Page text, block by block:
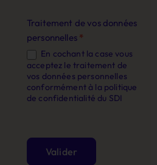
Traitement de vos données
personnelles *
En cochant la case vous
acceptez le traitement de
vos données personnelles
conformément à la politique
de confidentialité du SDI
Valider